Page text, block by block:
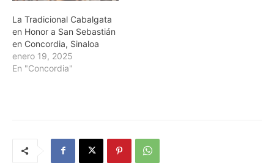
La Tradicional Cabalgata
en Honor a San Sebastián
en Concordia, Sinaloa
enero 19, 2025
En "Concordia"